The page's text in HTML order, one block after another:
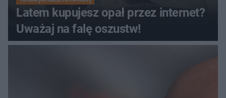
Latem kupujesz opał przez internet?
Uważaj na falę oszustw!